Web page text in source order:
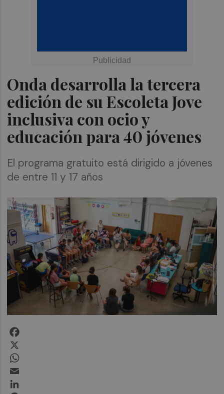
Onda desarrolla la tercera
edición de su Escoleta Jove
inclusiva con ocio y
educación para 40 jóvenes
El programa gratuito está dirigido a jóvenes
de entre 11 y 17 años